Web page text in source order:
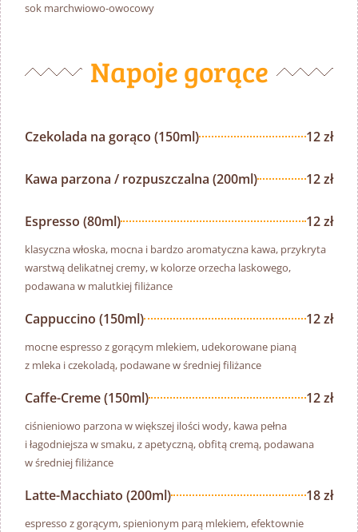
sok marchwiowo-owocowy
Napoje gorące
Czekolada na gorąco (150ml) 12 zł
Kawa parzona / rozpuszczalna (200ml) 12 zł
Espresso (80ml) 12 zł
klasyczna włoska, mocna i bardzo aromatyczna kawa, przykryta
warstwą delikatnej cremy, w kolorze orzecha laskowego,
podawana w malutkiej filiżance
Cappuccino (150ml) 12 zł
mocne espresso z gorącym mlekiem, udekorowane pianą
z mleka i czekoladą, podawane w średniej filiżance
Caffe-Creme (150ml) 12 zł
ciśnieniowo parzona w większej ilości wody, kawa pełna
i łagodniejsza w smaku, z apetyczną, obfitą cremą, podawana
w średniej filiżance
Latte-Macchiato (200ml) 18 zł
espresso z gorącym, spienionym parą mlekiem, efektownie